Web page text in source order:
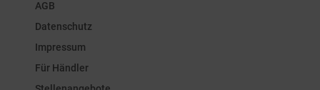
AGB
Datenschutz
Impressum
Für Händler